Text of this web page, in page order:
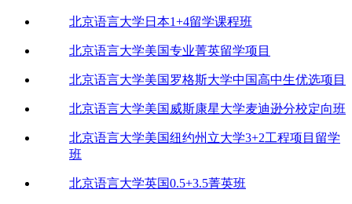
北京语言大学日本1+4留学课程班
北京语言大学美国专业菁英留学项目
北京语言大学美国罗格斯大学中国高中生优选项目
北京语言大学美国威斯康星大学麦迪逊分校定向班
北京语言大学美国纽约州立大学3+2工程项目留学
班
北京语言大学英国0.5+3.5菁英班